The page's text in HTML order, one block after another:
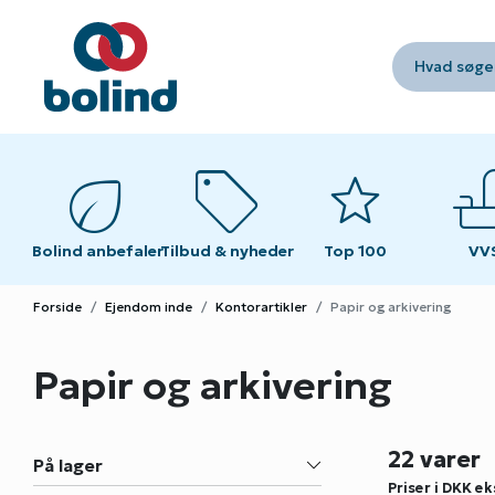
Hvad søger
eco
Bolind anbefaler sell
Tilbud & nyheder star
Top 100
Forside Ejendom inde Kontorartikler Papir og arkivering
Papir og arkivering
På lager 22 varer
Priser i DKK